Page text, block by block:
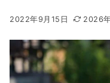
2022年9月15日 2026